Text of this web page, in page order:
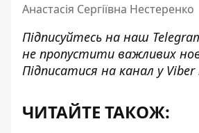
Анастасія Сергіївна Нестеренко
Підписуйтесь на наш
не пропустити важливих
Підписатися на канал у
ЧИТАЙТЕ ТАКОЖ: